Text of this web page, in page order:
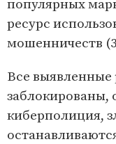
популярных
ресурс
мошенничеств
Все
заблокированы,
киберполиция,